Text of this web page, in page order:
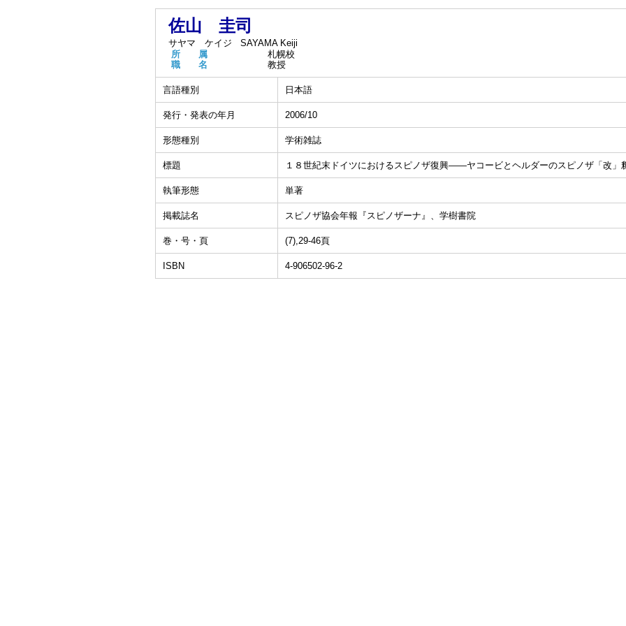
佐山 圭司
サヤマ ケイジ
SAYAMA Keiji
所 属
札幌校
職 名
教授
言語種別 日本語
発行・発表の年月 2006/10
形態種別 学術雑誌
標題 １８世紀末ドイツにおけるスピノザ復興――ヤコービとヘルダーのスピノザ「改」
執筆形態 単著
掲載誌名 スピノザ協会年報『スピノザーナ』、学樹書院
巻・号・頁 (7),29-46頁
ISBN 4-906502-96-2